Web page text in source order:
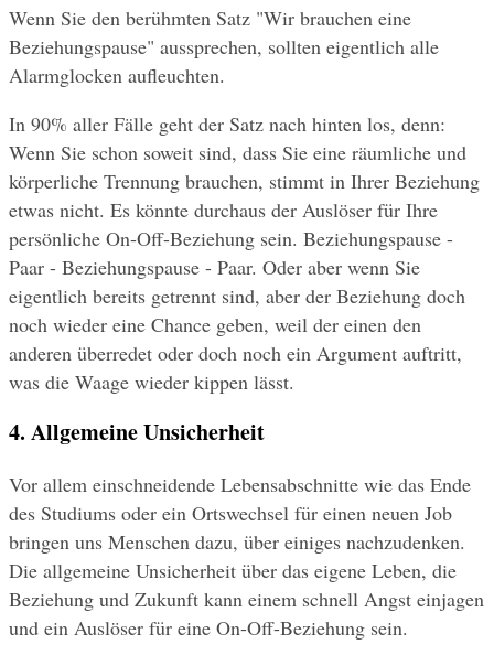
Wenn Sie den berühmten Satz "Wir brauchen eine
Beziehungspause" aussprechen, sollten eigentlich alle
Alarmglocken aufleuchten.
In 90% aller Fälle geht der Satz nach hinten los, denn:
Wenn Sie schon soweit sind, dass Sie eine räumliche und
körperliche Trennung brauchen, stimmt in Ihrer Beziehung
etwas nicht. Es könnte durchaus der Auslöser für Ihre
persönliche On-Off-Beziehung sein. Beziehungspause -
Paar - Beziehungspause - Paar. Oder aber wenn Sie
eigentlich bereits getrennt sind, aber der Beziehung doch
noch wieder eine Chance geben, weil der einen den
anderen überredet oder doch noch ein Argument auftritt,
was die Waage wieder kippen lässt.
4. Allgemeine Unsicherheit
Vor allem einschneidende Lebensabschnitte wie das Ende
des Studiums oder ein Ortswechsel für einen neuen Job
bringen uns Menschen dazu, über einiges nachzudenken.
Die allgemeine Unsicherheit über das eigene Leben, die
Beziehung und Zukunft kann einem schnell Angst einjagen
und ein Auslöser für eine On-Off-Beziehung sein.